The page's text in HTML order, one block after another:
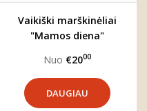
Vaikiški marškinėliai
"Mamos diena"
Nuo €2000
DAUGIAU